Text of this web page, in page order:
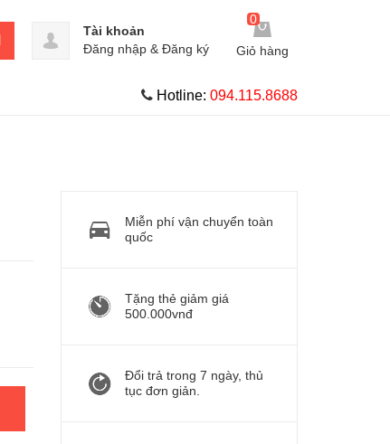
0
Giỏ hàng
Tài khoản
Đăng nhập & Đăng ký
Hotline: 094.115.8688
Miễn phí vận chuyển toàn
quốc
Tặng thẻ giảm giá
500.000vnđ
Đổi trả trong 7 ngày, thủ
tục đơn giản.